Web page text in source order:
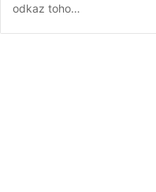
odkaz toho…